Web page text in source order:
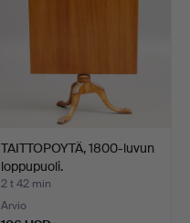
TAITTOPOYTÄ, 1800-luvun
loppupuoli.
2 t 42 min
Arvio